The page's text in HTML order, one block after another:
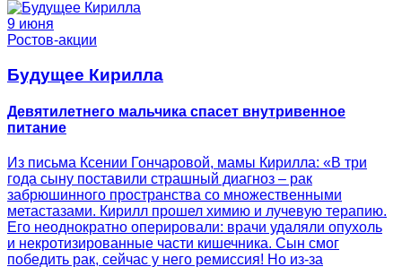
9 июня
Ростов-акции
Будущее Кирилла
Девятилетнего мальчика спасет внутривенное
питание
Из письма Ксении Гончаровой, мамы Кирилла: «В три
года сыну поставили страшный диагноз – рак
забрюшинного пространства со множественными
метастазами. Кирилл прошел химию и лучевую терапию.
Его неоднократно оперировали: врачи удаляли опухоль
и некротизированные части кишечника. Сын смог
победить рак, сейчас у него ремиссия! Но из-за